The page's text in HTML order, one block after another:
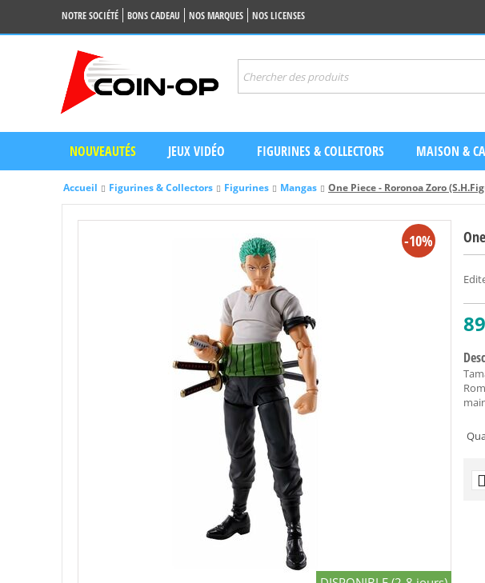
NOTRE SOCIÉTÉ BONS CADEAU NOS MARQUES NOS LICENSES
NOUVEAUTÉS JEUX VIDÉO FIGURINES & COLLECTORS MAISON &
Accueil Figurines & Collectors Figurines Mangas One Piece - Roronoa Zoro
-10%